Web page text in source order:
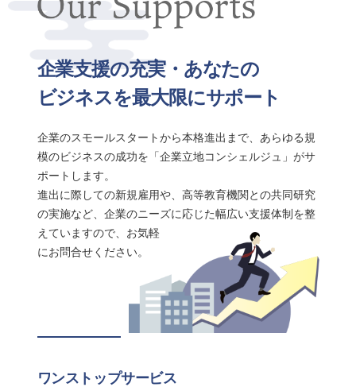
企業支援の充実・あなたの
ビジネスを最大限にサポート
企業のスモールスタートから本格進出まで、あらゆる規
模のビジネスの成功を 「企業立地コンシェルジュ」がサ
ポートします。
進出に際しての新規雇用や、高等教育機関との共同研究
の実施など、 企業のニーズに応じた幅広い支援体制を整
えていますので、 お気軽
にお問合せください。
ワンストップサービス